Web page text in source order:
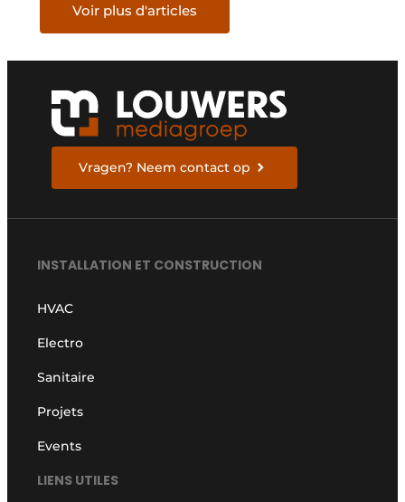
Voir plus d'articles
Vragen? Neem contact op
INSTALLATION ET CONSTRUCTION
HVAC
Electro
Sanitaire
Projets
Events
LIENS UTILES